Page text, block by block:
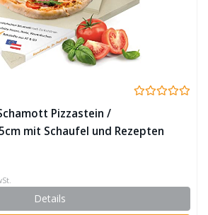
Pizzastein /
mit Schaufel und Rezepten
Details